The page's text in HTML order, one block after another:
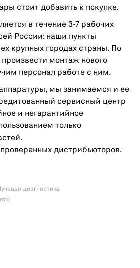
стоит добавить к покупке.
в течение 3-7 рабочих
России: наши пункты
крупных городах страны. По
монтаж нового
персонал работе с ним.
мы занимаемся и ее
сервисный центр
и негарантийное
только
проверенных дистрибьюторов.
диагностика